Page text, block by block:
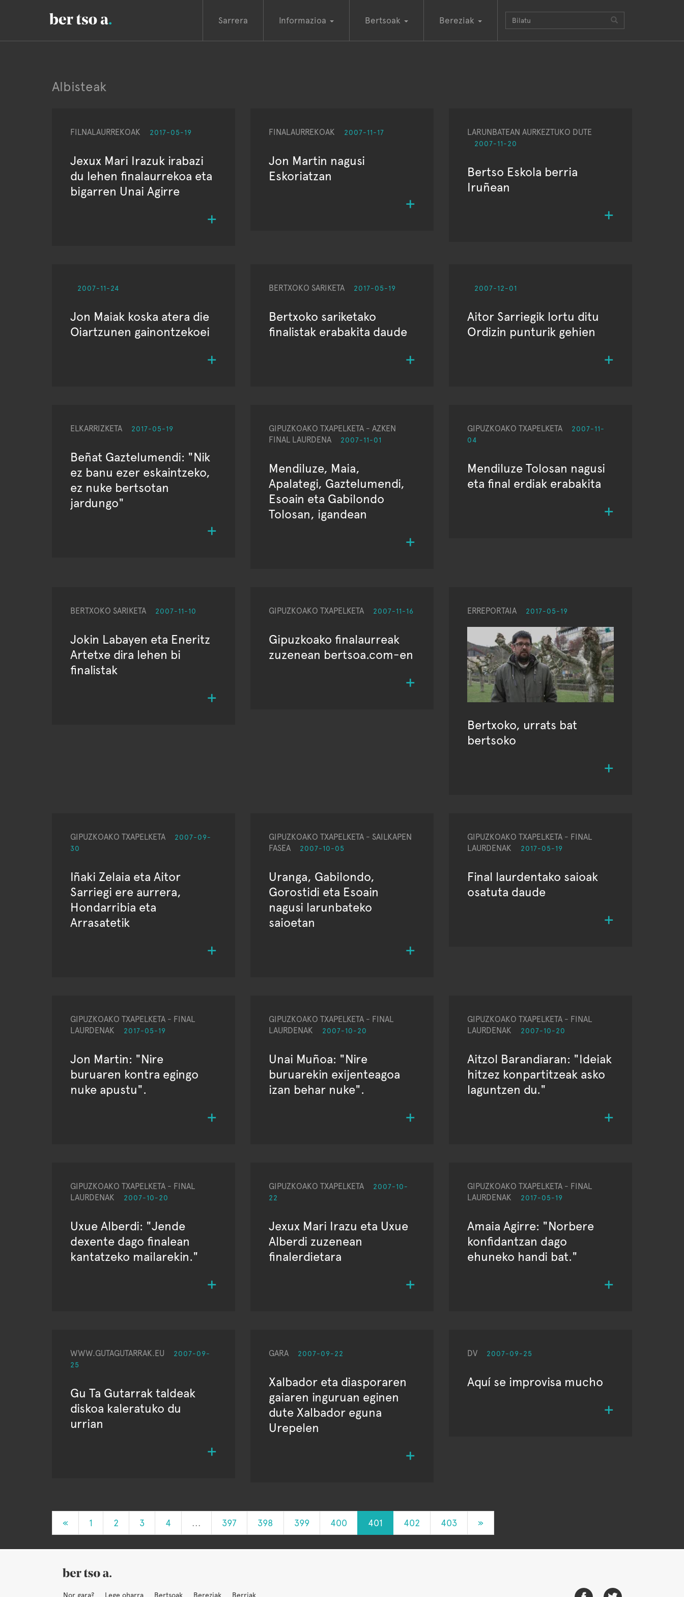
Sarrera Informazioa Bertsoak Bereziak
Albisteak
FILNALAURREKOAK 2017-05-19
Jexux Mari Irazuk irabazi
du lehen finalaurrekoa eta
bigarren Unai Agirre
FINALAURREKOAK 2007-11-17
Jon Martin nagusi
Eskoriatzan
LARUNBATEAN AURKEZTUKO DUTE
2007-11-20
Bertso Eskola berria
Iruñean
2007-11-24
Jon Maiak koska atera die
Oiartzunen gainontzekoei
BERTXOKO SARIKETA 2017-05-19
Bertxoko sariketako
finalistak erabakita daude
2007-12-01
Aitor Sarriegik lortu ditu
Ordizin punturik gehien
ELKARRIZKETA 2017-05-19
Beñat Gaztelumendi: "Nik
ez banu ezer eskaintzeko,
ez nuke bertsotan
jardungo"
GIPUZKOAKO TXAPELKETA - AZKEN
FINAL LAURDENA
2007-11-01
Mendiluze, Maia,
Apalategi, Gaztelumendi,
Esoain eta Gabilondo
Tolosan, igandean
GIPUZKOAKO TXAPELKETA
2007-11-
04
Mendiluze Tolosan nagusi
eta final erdiak erabakita
BERTXOKO SARIKETA 2007-11-10
Jokin Labayen eta Eneritz
Artetxe dira lehen bi
finalistak
GIPUZKOAKO TXAPELKETA 2007-11-16
Gipuzkoako finalaurreak
zuzenean bertsoa.com-en
ERREPORTAIA 2017-05-19
Bertxoko, urrats bat
bertsoko
GIPUZKOAKO TXAPELKETA
2007-09-
30
Iñaki Zelaia eta Aitor
Sarriegi ere aurrera,
Hondarribia eta
Arrasatetik
GIPUZKOAKO TXAPELKETA - SAILKAPEN
FASEA
2007-10-05
Uranga, Gabilondo,
Gorostidi eta Esoain
nagusi larunbateko
saioetan
GIPUZKOAKO TXAPELKETA - FINAL
LAURDENAK
2017-05-19
Final laurdentako saioak
osatuta daude
GIPUZKOAKO TXAPELKETA - FINAL
LAURDENAK
2017-05-19
Jon Martin: "Nire
buruaren kontra egingo
nuke apustu".
GIPUZKOAKO TXAPELKETA - FINAL
LAURDENAK
2007-10-20
Unai Muñoa: "Nire
buruarekin exijenteagoa
izan behar nuke".
GIPUZKOAKO TXAPELKETA - FINAL
LAURDENAK
2007-10-20
Aitzol Barandiaran: "Ideiak
hitzez konpartitzeak asko
laguntzen du."
GIPUZKOAKO TXAPELKETA - FINAL
LAURDENAK
2007-10-20
Uxue Alberdi: "Jende
dexente dago finalean
kantatzeko mailarekin."
GIPUZKOAKO TXAPELKETA
2007-10-
22
Jexux Mari Irazu eta Uxue
Alberdi zuzenean
finalerdietara
GIPUZKOAKO TXAPELKETA - FINAL
LAURDENAK
2017-05-19
Amaia Agirre: "Norbere
konfidantzan dago
ehuneko handi bat."
WWW.GUTAGUTARRAK.EU
2007-09-
25
Gu Ta Gutarrak taldeak
diskoa kaleratuko du
urrian
GARA 2007-09-22
Xalbador eta diasporaren
gaiaren inguruan eginen
dute Xalbador eguna
Urepelen
DV 2007-09-25
Aquí se improvisa mucho
« 1 2 3 4 ... 397 398 399 400 401 402 403 »
Nor gara? Lege oharra Bertsoak Bereziak Berriak